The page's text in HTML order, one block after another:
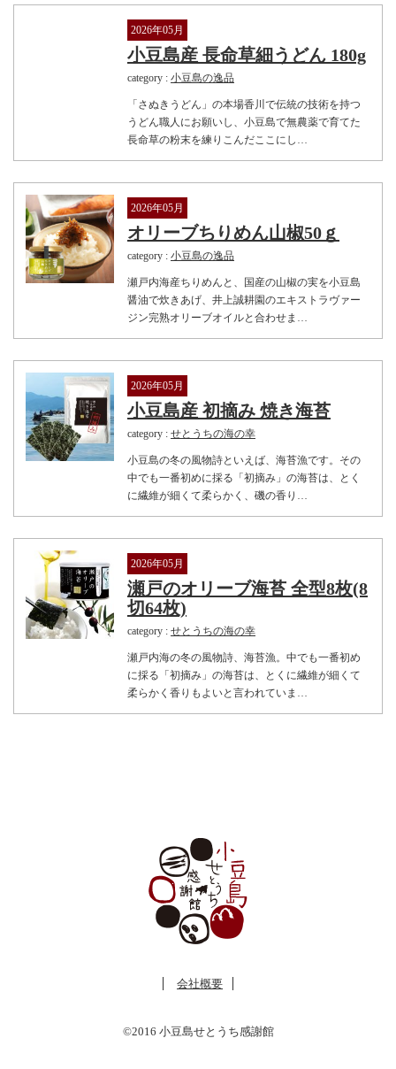
2026年05月
小豆島産 長命草細うどん 180g
category : 小豆島の逸品
「さぬきうどん」の本場香川で伝統の技術を持つ
うどん職人にお願いし、小豆島で無農薬で育てた
長命草の粉末を練りこんだここにし…
2026年05月
オリーブちりめん山椒50ｇ
category : 小豆島の逸品
瀬戸内海産ちりめんと、国産の山椒の実を小豆島
醤油で炊きあげ、井上誠耕園のエキストラヴァー
ジン完熟オリーブオイルと合わせま…
2026年05月
小豆島産 初摘み 焼き海苔
category : せとうちの海の幸
小豆島の冬の風物詩といえば、海苔漁です。その
中でも一番初めに採る「初摘み」の海苔は、とく
に繊維が細くて柔らかく、磯の香り…
2026年05月
瀬戸のオリーブ海苔 全型8枚(8
切64枚)
category : せとうちの海の幸
瀬戸内海の冬の風物詩、海苔漁。中でも一番初め
に採る「初摘み」の海苔は、とくに繊維が細くて
柔らかく香りもよいと言われていま…
会社概要
©2016 小豆島せとうち感謝館